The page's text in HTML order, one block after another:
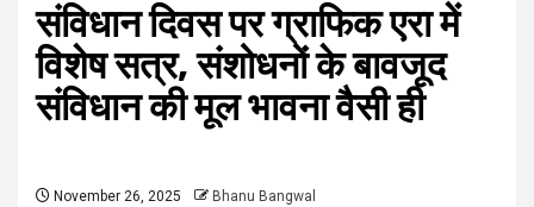
संविधान दिवस पर ग्राफिक एरा में
विशेष सत्र, संशोधनों के बावजूद
संविधान की मूल भावना वैसी ही
November 26, 2025 Bhanu Bangwal